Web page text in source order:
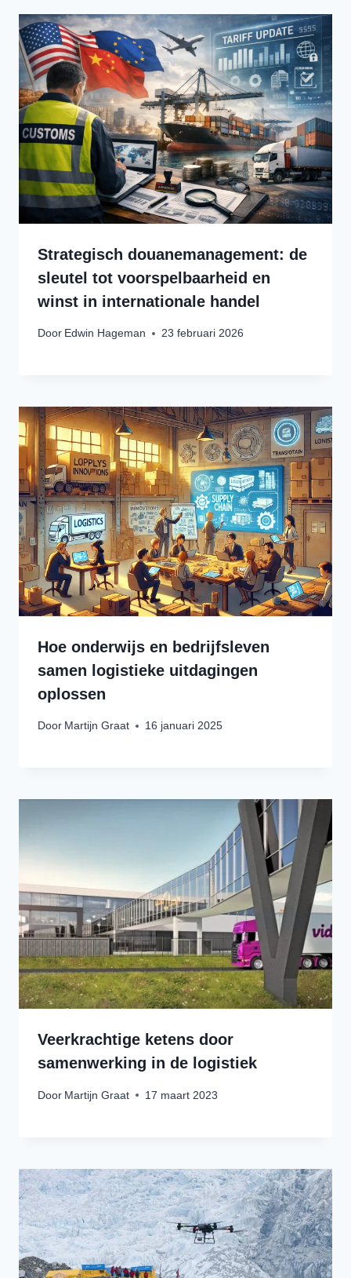
Strategisch douanemanagement: de
sleutel tot voorspelbaarheid en
winst in internationale handel
Door Edwin Hageman 23 februari 2026
Hoe onderwijs en bedrijfsleven
samen logistieke uitdagingen
oplossen
Door Martijn Graat 16 januari 2025
Veerkrachtige ketens door
samenwerking in de logistiek
Door Martijn Graat 17 maart 2023